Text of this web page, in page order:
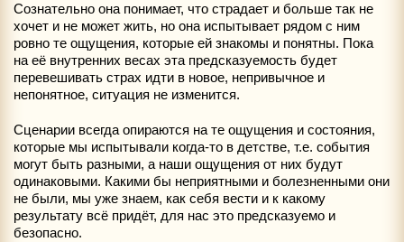
Сознательно она понимает, что страдает и больше так не
хочет и не может жить, но она испытывает рядом с ним
ровно те ощущения, которые ей знакомы и понятны. Пока
на её внутренних весах эта предсказуемость будет
перевешивать страх идти в новое, непривычное и
непонятное, ситуация не изменится.
Сценарии всегда опираются на те ощущения и состояния,
которые мы испытывали когда-то в детстве, т.е. события
могут быть разными, а наши ощущения от них будут
одинаковыми. Какими бы неприятными и болезненными они
не были, мы уже знаем, как себя вести и к какому
результату всё придёт, для нас это предсказуемо и
безопасно.